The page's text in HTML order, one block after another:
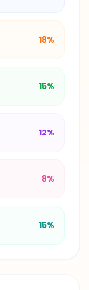
18%
15%
12%
8%
15%